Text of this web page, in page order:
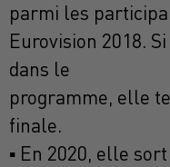
parmi les
Eurovision 2018.
dans le
programme, elle
finale.
▪ En 2020, elle